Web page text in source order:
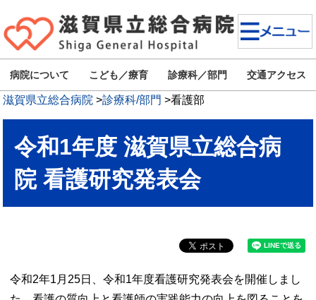
病院について こども／療育 診療科／部門 交通アクセス
滋賀県立総合病院 >診療科/部門 >看護部
令和1年度 滋賀県立総合病
院 看護研究発表会
令和2年1 月 25日、令和1年度看護研究発表会を開催しまし